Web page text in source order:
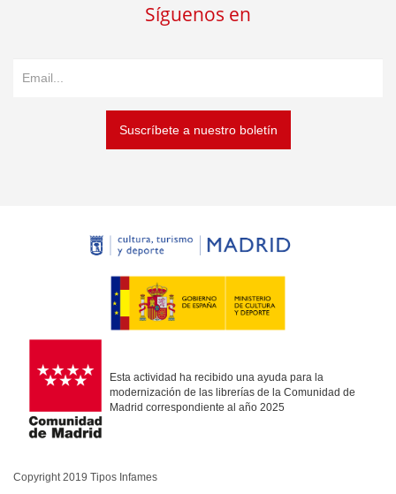
Síguenos en
Suscríbete a nuestro boletín
Esta actividad ha recibido una ayuda para la
modernización de las librerías de la Comunidad de
Madrid correspondiente al año 2025
Copyright 2019 Tipos Infames